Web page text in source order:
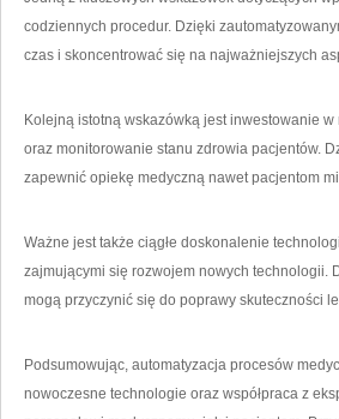
codziennych procedur. ⁣Dzięki
czas i skoncentrować się‌ na najważniejszych
Kolejną istotną wskazówką jest inwestowanie
oraz monitorowanie stanu zdrowia pacjentów.
zapewnić opiekę medyczną nawet pacjentom
Ważne jest także‌ ciągłe doskonalenie
zajmującymi się rozwojem nowych technologii.
mogą przyczynić się do poprawy skuteczności
Podsumowując, automatyzacja ⁤procesów
nowoczesne technologie ‌oraz współpraca z